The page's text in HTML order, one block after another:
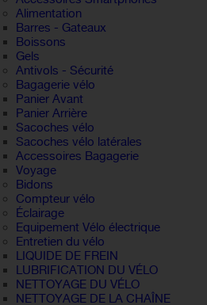
Alimentation
Barres - Gateaux
Boissons
Gels
Antivols - Sécurité
Bagagerie vélo
Panier Avant
Panier Arrière
Sacoches vélo
Sacoches vélo latérales
Accessoires Bagagerie
Voyage
Bidons
Compteur vélo
Éclairage
Equipement Vélo électrique
Entretien du vélo
LIQUIDE DE FREIN
LUBRIFICATION DU VÉLO
NETTOYAGE DU VÉLO
NETTOYAGE DE LA CHAÎNE